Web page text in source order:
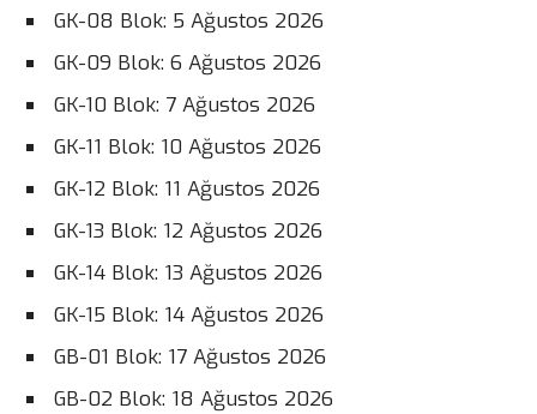
GK-08 Blok: 5 Ağustos 2026
GK-09 Blok: 6 Ağustos 2026
GK-10 Blok: 7 Ağustos 2026
GK-11 Blok: 10 Ağustos 2026
GK-12 Blok: 11 Ağustos 2026
GK-13 Blok: 12 Ağustos 2026
GK-14 Blok: 13 Ağustos 2026
GK-15 Blok: 14 Ağustos 2026
GB-01 Blok: 17 Ağustos 2026
GB-02 Blok: 18 Ağustos 2026